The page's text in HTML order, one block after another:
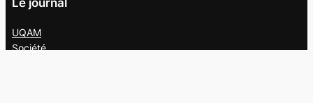
UQAM
Société